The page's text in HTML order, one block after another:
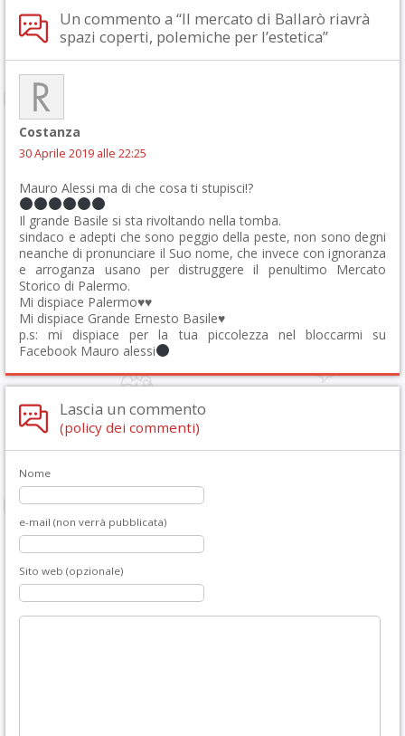
Un commento a “Il mercato di Ballarò riavrà
spazi coperti, polemiche per l’estetica”
Costanza
30 Aprile 2019 alle 22:25
Mauro Alessi ma di che cosa ti stupisci!?
Il grande Basile si sta rivoltando nella tomba.
sindaco e adepti che sono peggio della peste, non sono degni
neanche di pronunciare il Suo nome, che invece con ignoranza
e arroganza usano per distruggere il penultimo Mercato
Storico di Palermo.
Mi dispiace Palermo♥️♥️
Mi dispiace Grande Ernesto Basile♥️
p.s: mi dispiace per la tua piccolezza nel bloccarmi su
Facebook Mauro alessi
Lascia un commento
(policy dei commenti)
Nome
e-mail (non verrà pubblicata)
Sito web (opzionale)